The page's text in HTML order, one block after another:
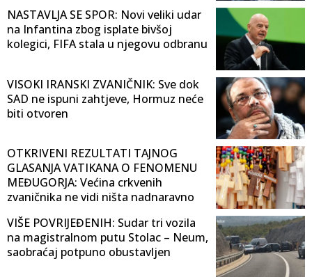
NASTAVLJA SE SPOR: Novi veliki udar
na Infantina zbog isplate bivšoj
kolegici, FIFA stala u njegovu odbranu
VISOKI IRANSKI ZVANIČNIK: Sve dok
SAD ne ispuni zahtjeve, Hormuz neće
biti otvoren
OTKRIVENI REZULTATI TAJNOG
GLASANJA VATIKANA O FENOMENU
MEĐUGORJA: Većina crkvenih
zvaničnika ne vidi ništa nadnaravno
VIŠE POVRIJEĐENIH: Sudar tri vozila
na magistralnom putu Stolac – Neum,
saobraćaj potpuno obustavljen